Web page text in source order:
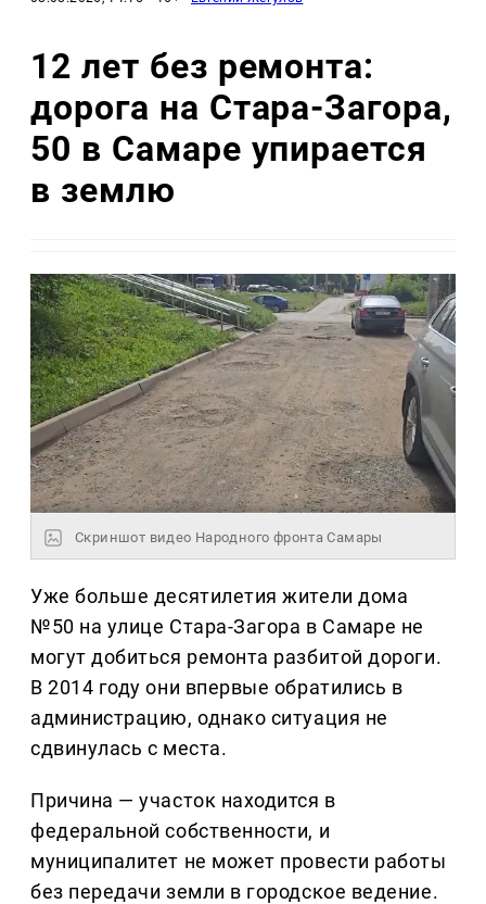
12 лет без ремонта:
дорога на Стара-Загора,
50 в Самаре упирается
в землю
Скриншот видео Народного фронта Самары
Уже больше десятилетия жители дома
№50 на улице Стара-Загора в Самаре не
могут добиться ремонта разбитой дороги.
В 2014 году они впервые обратились в
администрацию, однако ситуация не
сдвинулась с места.
Причина — участок находится в
федеральной собственности, и
муниципалитет не может провести работы
без передачи земли в городское ведение.